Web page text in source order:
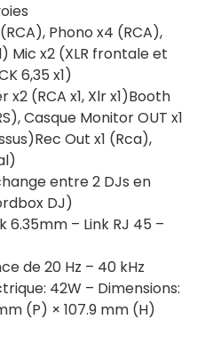
Phono x4 (RCA),
Mic x2 (XLR frontale et
6,35 x1)
(RCA x1, Xlr x1)Booth
Casque Monitor OUT x1
Out x1 (Rca),
entre 2 DJs en
DJ)
6.35mm – Link RJ 45 –
de 20 Hz – 40 kHz
42W – Dimensions:
(P) × 107.9 mm (H)